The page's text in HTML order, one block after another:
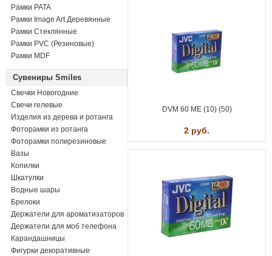
Рамки PATA
Рамки Image Art Деревянные
Рамки Стеклянные
Рамки PVC (Резиновые)
Рамки MDF
Сувениры Smiles
Свечки Новогодние
Свечи гелевые
Изделия из дерева и ротанга
Фоторамки из ротанга
Фоторамки полирезиновые
Вазы
Копилки
Шкатулки
Водные шары
Брелоки
Держатели для ароматизаторов
Держатели для моб телефона
Карандашницы
Фигурки декоративные
DVM 60 ME (10) (50)
2 руб.